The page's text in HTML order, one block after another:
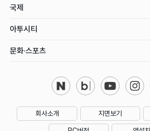
국제
아투시티
문화·스포츠
회사소개 지면보기